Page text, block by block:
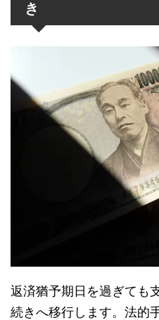
き
返済猶予期日を過ぎても
続きへ移行します。法的